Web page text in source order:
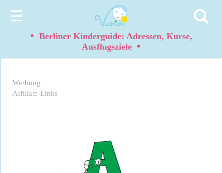
☰
• Berliner Kinderguide: Adressen, Kurse,
Ausflugsziele •
Werbung
Affiliate-Links